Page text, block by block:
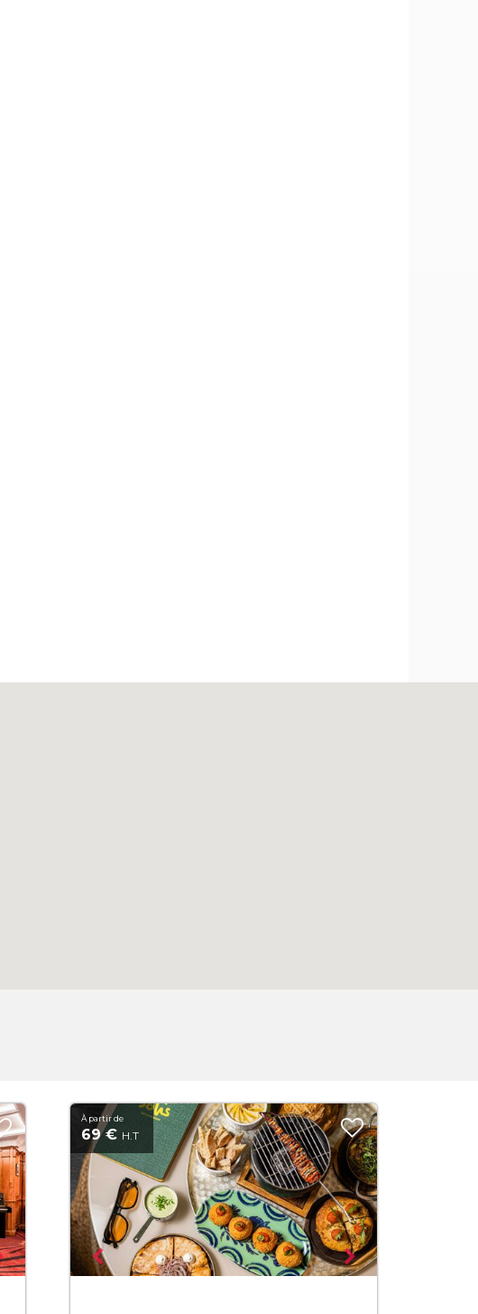
À partir de
69 € H.T